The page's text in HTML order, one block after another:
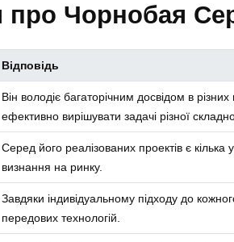
про Чорнобая
Відповідь
Він володіє багаторічним досвідом в
ефективно вирішувати задачі різної
Серед його реалізованих проектів є кілька
визнання на ринку.
Завдяки індивідуальному підходу до
передових технологій.